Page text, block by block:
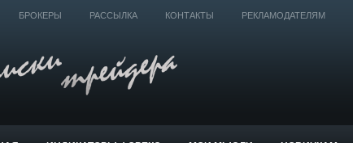
БРОКЕРЫ РАССЫЛКА КОНТАКТЫ РЕКЛАМОДАТЕЛЯМ